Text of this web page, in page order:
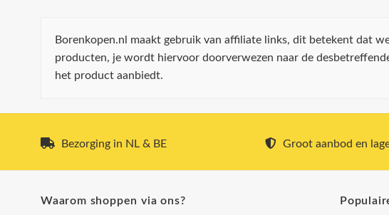
Borenkopen.nl maakt gebruik van affiliate links, dit betekent dat
producten, je wordt hiervoor doorverwezen naar de
het product aanbiedt.
Bezorging in NL & BE Groot aanbod en
Waarom shoppen via ons?